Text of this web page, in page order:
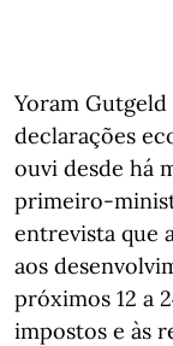
Yoram Gutgeld
declarações
ouvi desde há
primeiro-
entrevista que
aos
próximos 12 a
impostos e às